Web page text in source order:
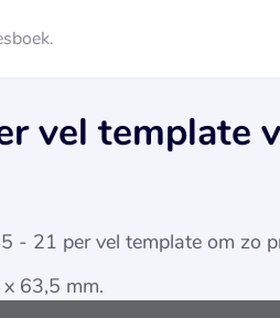
vel template
- 21 per vel template om zo
63,5 mm.